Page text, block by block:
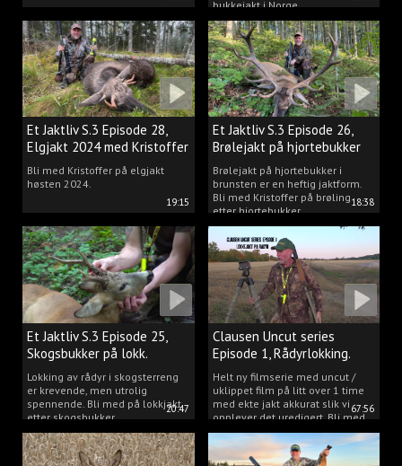
bukkejakt i Norge.
19:15
Et Jaktliv S.3 Episode 28,
Elgjakt 2024 med Kristoffer
Clausen
Bli med Kristoffer på elgjakt
høsten 2024.
18:38
Et Jaktliv S.3 Episode 26,
Brølejakt på hjortebukker
med Kristoffer Clausen
Brølejakt på hjortebukker i
brunsten er en heftig jaktform.
Bli med Kristoffer på brøling
etter hjortebukker.
20:47
Et Jaktliv S.3 Episode 25,
Skogsbukker på lokk.
Lokking av rådyr i skogsterreng
er krevende, men utrolig
spennende. Bli med på lokkjakt
etter skogsbukker.
67:56
Clausen Uncut series
Episode 1, Rådyrlokking.
Helt ny filmserie med uncut /
uklippet film på litt over 1 time
med ekte jakt akkurat slik vi
opplever det uredigert. Bli med
Kristoffer og opplev akkurat det
vi gjør når vi er ute og lokker
rådyr.